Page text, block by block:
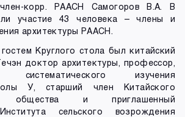
корр. РААСН Самогоров В.А. В
участие 43 человека – члены и
архитектуры РААСН.
Круглого стола был китайский
доктор архитектуры, профессор,
систематического изучения
У, старший член Китайского
общества и приглашенный
сельского возрождения